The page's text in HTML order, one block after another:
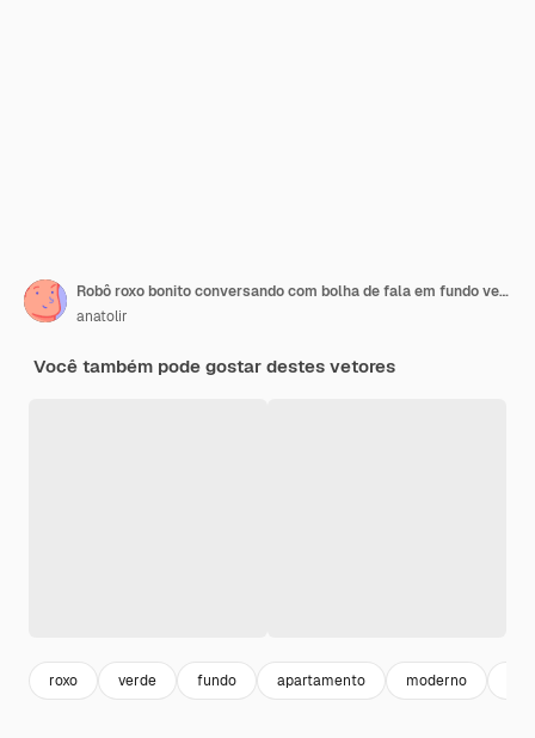
Robô roxo bonito conversando com bolha de fala em fundo verde
anatolir
Você também pode gostar destes vetores
roxo verde fundo apartamento moderno